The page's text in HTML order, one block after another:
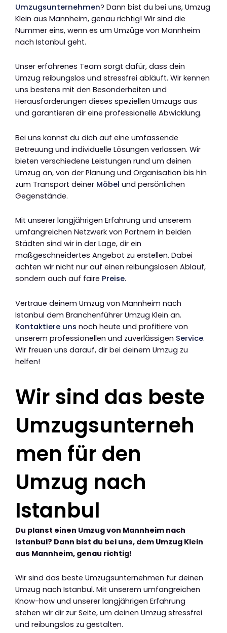
Umzugsunternehmen? Dann bist du bei uns, Umzug
Klein aus Mannheim, genau richtig! Wir sind die
Nummer eins, wenn es um Umzüge von Mannheim
nach Istanbul geht.
Unser erfahrenes Team sorgt dafür, dass dein
Umzug reibungslos und stressfrei abläuft. Wir kennen
uns bestens mit den Besonderheiten und
Herausforderungen dieses speziellen Umzugs aus
und garantieren dir eine professionelle Abwicklung.
Bei uns kannst du dich auf eine umfassende
Betreuung und individuelle Lösungen verlassen. Wir
bieten verschiedene Leistungen rund um deinen
Umzug an, von der Planung und Organisation bis hin
zum Transport deiner Möbel und persönlichen
Gegenstände.
Mit unserer langjährigen Erfahrung und unserem
umfangreichen Netzwerk von Partnern in beiden
Städten sind wir in der Lage, dir ein
maßgeschneidertes Angebot zu erstellen. Dabei
achten wir nicht nur auf einen reibungslosen Ablauf,
sondern auch auf faire Preise.
Vertraue deinem Umzug von Mannheim nach
Istanbul dem Branchenführer Umzug Klein an.
Kontaktiere uns noch heute und profitiere von
unserem professionellen und zuverlässigen Service.
Wir freuen uns darauf, dir bei deinem Umzug zu
helfen!
Wir sind das beste
Umzugsunterneh
men für den
Umzug nach
Istanbul
Du planst einen Umzug von Mannheim nach
Istanbul? Dann bist du bei uns, dem Umzug Klein
aus Mannheim, genau richtig!
Wir sind das beste Umzugsunternehmen für deinen
Umzug nach Istanbul. Mit unserem umfangreichen
Know-how und unserer langjährigen Erfahrung
stehen wir dir zur Seite, um deinen Umzug stressfrei
und reibungslos zu gestalten.